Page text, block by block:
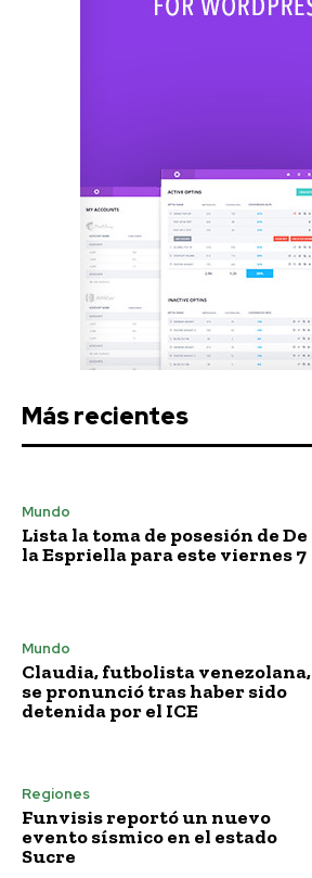
Más recientes
Mundo
Lista la toma de posesión de De
la Espriella para este viernes 7
Mundo
Claudia, futbolista venezolana,
se pronunció tras haber sido
detenida por el ICE
Regiones
Funvisis reportó un nuevo
evento sísmico en el estado
Sucre